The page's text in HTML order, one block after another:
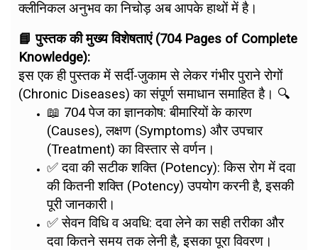
क्लीनिकल अनुभव का निचोड़ अब आपके हाथों में है।
📘 पुस्तक की मुख्य विशेषताएं (704 Pages of Complete
Knowledge):
इस एक ही पुस्तक में सर्दी-जुकाम से लेकर गंभीर पुराने रोगों
(Chronic Diseases) का संपूर्ण समाधान समाहित है। 🔍
📖 704 पेज का ज्ञानकोष: बीमारियों के कारण
(Causes), लक्षण (Symptoms) और उपचार
(Treatment) का विस्तार से वर्णन।
✅ दवा की सटीक शक्ति (Potency): किस रोग में दवा
की कितनी शक्ति (Potency) उपयोग करनी है, इसकी
पूरी जानकारी।
✅ सेवन विधि व अवधि: दवा लेने का सही तरीका और
दवा कितने समय तक लेनी है, इसका पूरा विवरण।